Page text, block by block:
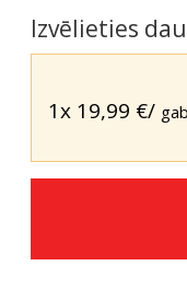
Izvēlieties
1x 19,99 €/